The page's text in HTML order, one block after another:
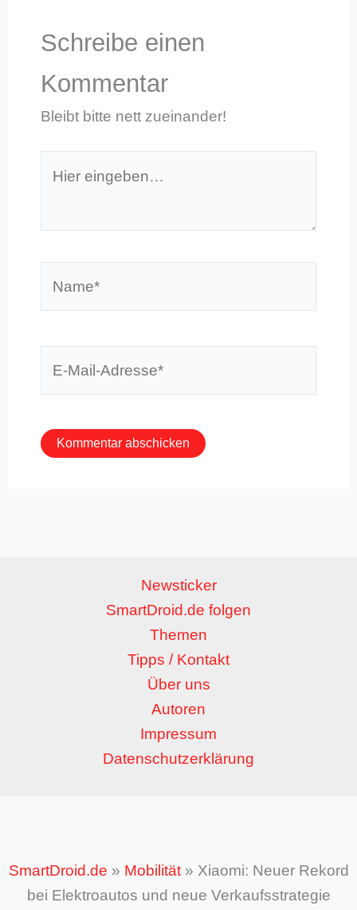
Schreibe einen
Kommentar
Bleibt bitte nett zueinander!
eingeben…
Newsticker
SmartDroid.de folgen
Themen
Tipps / Kontakt
Über uns
Autoren
Impressum
Datenschutzerklärung
SmartDroid.de » Mobilität» Xiaomi: Neuer Rekord
bei Elektroautos und neue Verkaufsstrategie